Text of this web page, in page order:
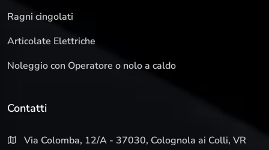
Ragni cingolati
Articolate Elettriche
Noleggio con Operatore o nolo a caldo
Contatti
Via Colomba, 12/A - 37030, Colognola ai Colli, VR